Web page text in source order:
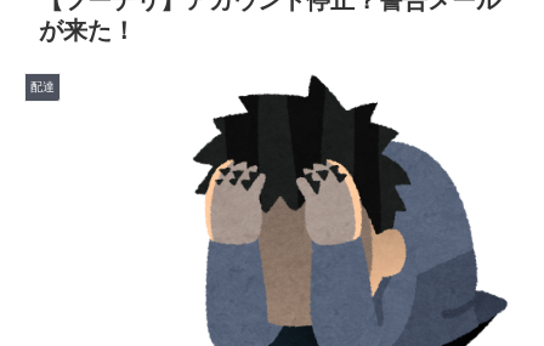
が来た！
配達